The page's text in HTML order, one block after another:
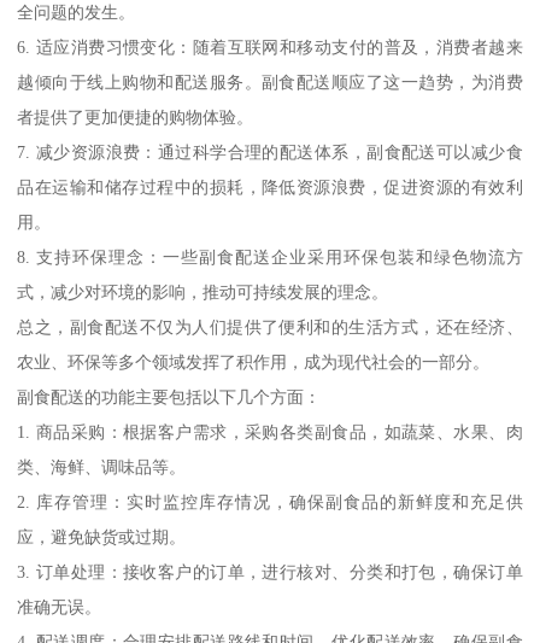
全问题的发生。
6. 适应消费习惯变化：随着互联网和移动支付的普及，消费者越来
越倾向于线上购物和配送服务。副食配送顺应了这一趋势，为消费
者提供了更加便捷的购物体验。
7. 减少资源浪费：通过科学合理的配送体系，副食配送可以减少食
品在运输和储存过程中的损耗，降低资源浪费，促进资源的有效利
用。
8. 支持环保理念：一些副食配送企业采用环保包装和绿色物流方
式，减少对环境的影响，推动可持续发展的理念。
总之，副食配送不仅为人们提供了便利和的生活方式，还在经济、
农业、环保等多个领域发挥了积作用，成为现代社会的一部分。
副食配送的功能主要包括以下几个方面：
1. 商品采购：根据客户需求，采购各类副食品，如蔬菜、水果、肉
类、海鲜、调味品等。
2. 库存管理：实时监控库存情况，确保副食品的新鲜度和充足供
应，避免缺货或过期。
3. 订单处理：接收客户的订单，进行核对、分类和打包，确保订单
准确无误。